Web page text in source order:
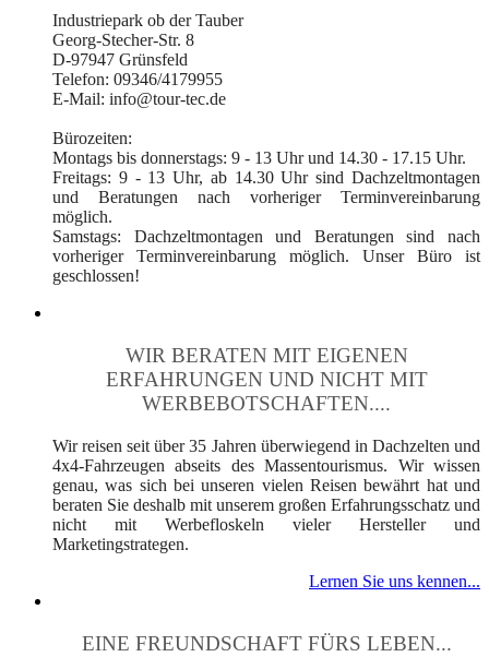
Industriepark ob der Tauber
Georg-Stecher-Str. 8
D-97947 Grünsfeld
Telefon: 09346/4179955
E-Mail: info@tour-tec.de
Bürozeiten:
Montags bis donnerstags: 9 - 13 Uhr und 14.30 - 17.15 Uhr.
Freitags: 9 - 13 Uhr, ab 14.30 Uhr sind Dachzeltmontagen
und Beratungen nach vorheriger Terminvereinbarung
möglich.
Samstags: Dachzeltmontagen und Beratungen sind nach
vorheriger Terminvereinbarung möglich. Unser Büro ist
geschlossen!
WIR BERATEN MIT EIGENEN
ERFAHRUNGEN UND NICHT MIT
WERBEBOTSCHAFTEN....
Wir reisen seit über 35 Jahren überwiegend in Dachzelten und
4x4-Fahrzeugen abseits des Massentourismus. Wir wissen
genau, was sich bei unseren vielen Reisen bewährt hat und
beraten Sie deshalb mit unserem großen Erfahrungsschatz und
nicht mit Werbefloskeln vieler Hersteller und
Marketingstrategen.
Lernen Sie uns kennen...
EINE FREUNDSCHAFT FÜRS LEBEN...